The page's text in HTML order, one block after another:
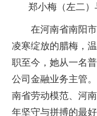
郑小梅（左二）
在河南省南阳市
凌寒绽放的腊梅，
职至今，她从一名
公司金融业务主管
南省劳动模范、河
年坚守与拼搏的最好